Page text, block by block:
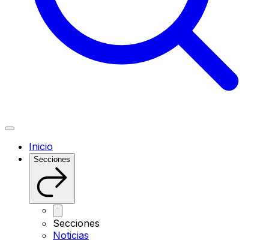
Inicio
Secciones
Secciones
Noticias